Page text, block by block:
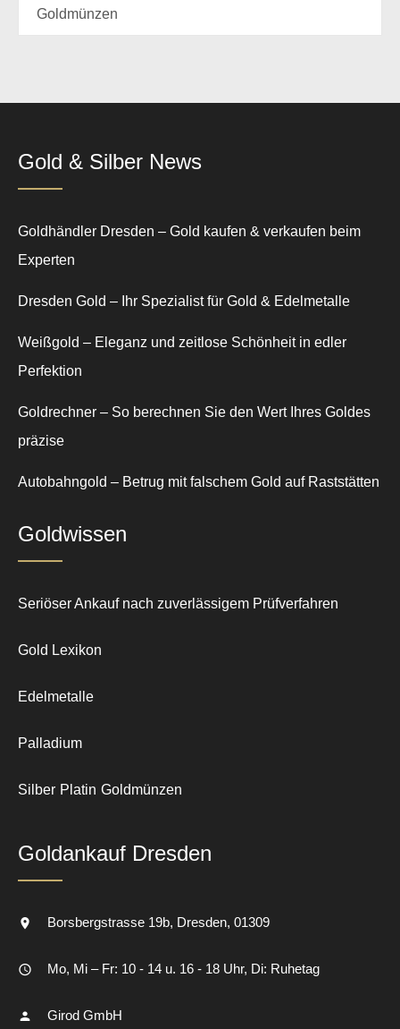
Goldmünzen
Gold & Silber News
Goldhändler Dresden – Gold kaufen & verkaufen beim
Experten
Dresden Gold – Ihr Spezialist für Gold & Edelmetalle
Weißgold – Eleganz und zeitlose Schönheit in edler
Perfektion
Goldrechner – So berechnen Sie den Wert Ihres Goldes
präzise
Autobahngold – Betrug mit falschem Gold auf Raststätten
Goldwissen
Seriöser Ankauf nach zuverlässigem Prüfverfahren
Gold Lexikon
Edelmetalle
Palladium
Silber Platin Goldmünzen
Goldankauf Dresden
Borsbergstrasse 19b Dresden 01309
Mo, Mi – Fr: 10 - 14 u. 16 - 18 Uhr, Di: Ruhetag
Girod GmbH